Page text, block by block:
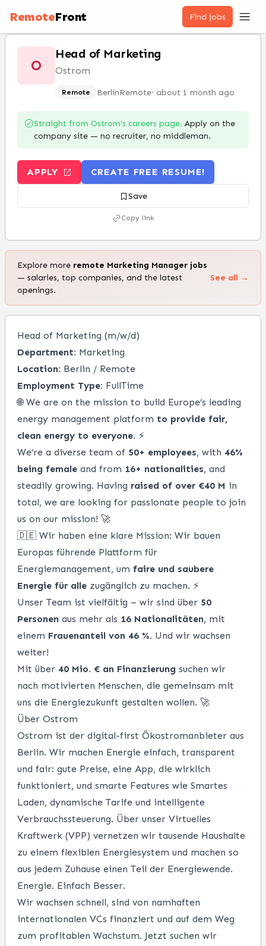
RemoteFront Find jobs
O
Head of Marketing
Ostrom
Remote BerlinRemote· about 1 month ago
Straight from Ostrom’s careers page. Apply on the
company site — no recruiter, no middleman.
APPLY CREATE FREE RESUME!
Save
Copy link
Explore more remote Marketing Manager jobs
— salaries, top companies, and the latest
openings.
See all →
Head of Marketing (m/w/d)
Department: Marketing
Location: Berlin / Remote
Employment Type: FullTime
🌐 We are on the mission to build Europe’s leading
energy management platform to provide fair,
clean energy to everyone. ⚡
We’re a diverse team of 50+ employees, with 46%
being female and from 16+ nationalities, and
steadily growing. Having raised of over €40 M in
total, we are looking for passionate people to join
us on our mission! 🚀
🇩🇪 Wir haben eine klare Mission: Wir bauen
Europas führende Plattform für
Energiemanagement, um faire und saubere
Energie für alle zugänglich zu machen. ⚡
Unser Team ist vielfältig – wir sind über 50
Personen aus mehr als 16 Nationalitäten, mit
einem Frauenanteil von 46 %. Und wir wachsen
weiter!
Mit über 40 Mio. € an Finanzierung suchen wir
nach motivierten Menschen, die gemeinsam mit
uns die Energiezukunft gestalten wollen. 🚀
Über Ostrom
Ostrom ist der digital-first Ökostromanbieter aus
Berlin. Wir machen Energie einfach, transparent
und fair: gute Preise, eine App, die wirklich
funktioniert, und smarte Features wie Smartes
Laden, dynamische Tarife und intelligente
Verbrauchssteuerung. Über unser Virtuelles
Kraftwerk (VPP) vernetzen wir tausende Haushalte
zu einem flexiblen Energiesystem und machen so
aus jedem Zuhause einen Teil der Energiewende.
Energie. Einfach Besser.
Wir wachsen schnell, sind von namhaften
internationalen VCs finanziert und auf dem Weg
zum profitablen Wachstum. Jetzt suchen wir